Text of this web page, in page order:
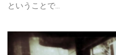
ということで...